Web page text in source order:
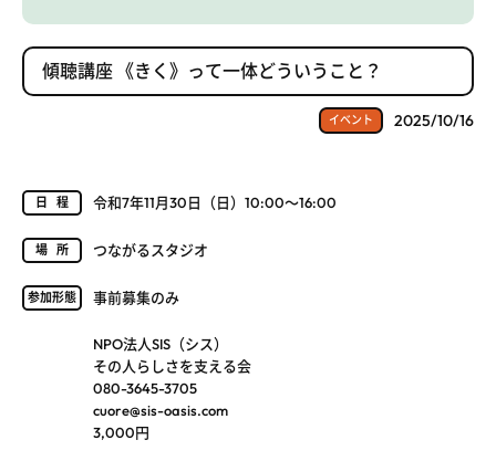
傾聴講座 《きく》って一体どういうこと？
イベント 2025/10/16
日程 令和7年11月30日（日）10:00～16:00
場所 つながるスタジオ
参加形態 事前募集のみ
NPO法人SIS（シス）
その人らしさを支える会
080-3645-3705
cuore@sis-oasis.com
3,000円